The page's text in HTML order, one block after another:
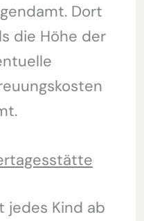
Dort
die Höhe der
jedes Kind ab